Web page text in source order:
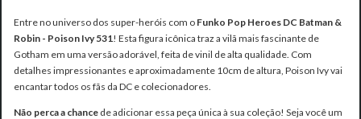
Entre no universo dos super-heróis com o Funko Pop Heroes DC Batman &
Robin - Poison Ivy 531! Esta figura icônica traz a vilã mais fascinante de
Gotham em uma versão adorável, feita de vinil de alta qualidade. Com
detalhes impressionantes e aproximadamente 10cm de altura, Poison Ivy vai
encantar todos os fãs da DC e colecionadores.
Não perca a chance de adicionar essa peça única à sua coleção! Seja você um